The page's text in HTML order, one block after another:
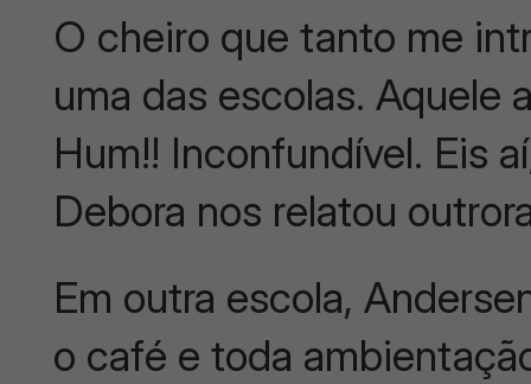
O cheiro que tanto me
uma das escolas. Aquele
Hum!! Inconfundível. Eis
Debora nos relatou
Em outra escola,
o café e toda